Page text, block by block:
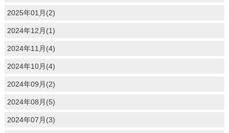
2025年01月(2)
2024年12月(1)
2024年11月(4)
2024年10月(4)
2024年09月(2)
2024年08月(5)
2024年07月(3)